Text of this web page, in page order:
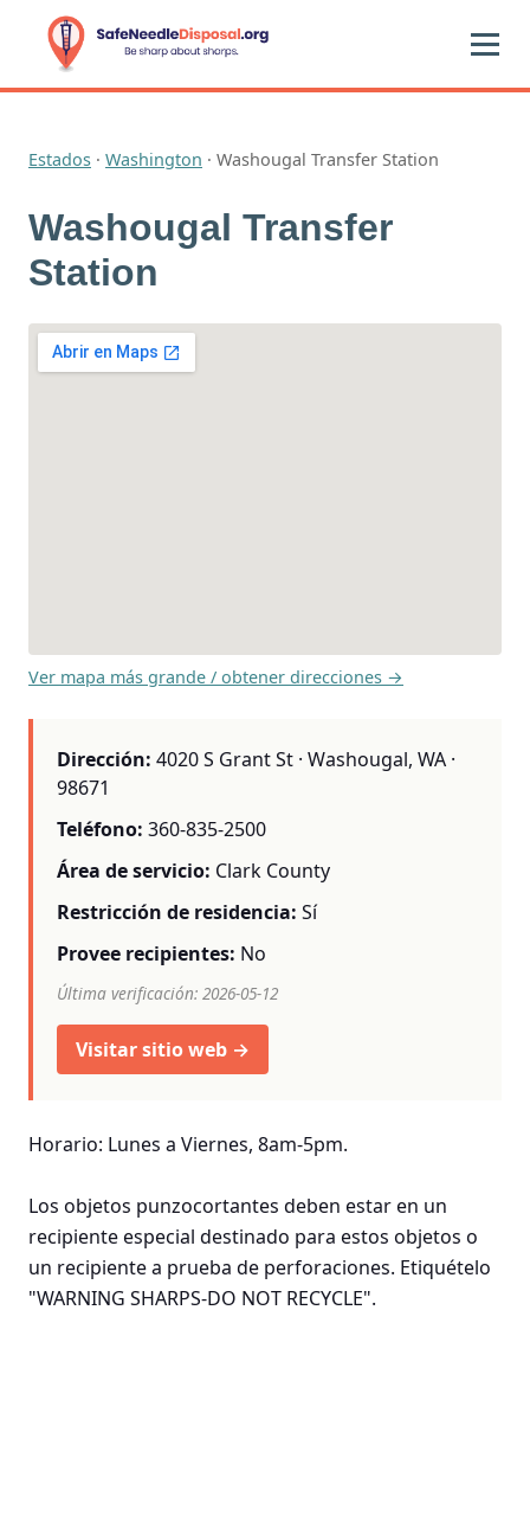
Estados · Washington · Washougal Transfer Station
Washougal Transfer
Station
Ver mapa más grande / obtener direcciones →
Dirección: 4020 S Grant St · Washougal, WA ·
98671
Teléfono: 360-835-2500
Área de servicio: Clark County
Restricción de residencia: Sí
Provee recipientes: No
Última verificación: 2026-05-12
Visitar sitio web →
Horario: Lunes a Viernes, 8am-5pm.
Los objetos punzocortantes deben estar en un
recipiente especial destinado para estos objetos o
un recipiente a prueba de perforaciones. Etiquételo
"WARNING SHARPS-DO NOT RECYCLE".